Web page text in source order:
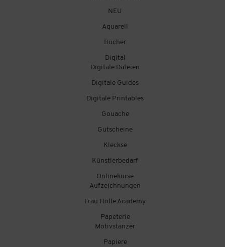
NEU
Aquarell
Bücher
Digital
Digitale Dateien
Digitale Guides
Digitale Printables
Gouache
Gutscheine
Kleckse
Künstlerbedarf
Onlinekurse
Aufzeichnungen
Frau Hölle Academy
Papeterie
Motivstanzer
Papiere